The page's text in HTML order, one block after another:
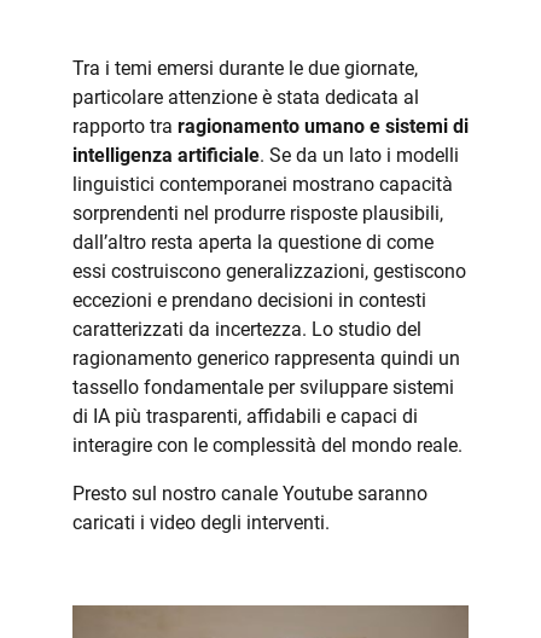
Tra i temi emersi durante le due giornate,
particolare attenzione è stata dedicata al
rapporto tra ragionamento umano e sistemi di
intelligenza artificiale. Se da un lato i modelli
linguistici contemporanei mostrano capacità
sorprendenti nel produrre risposte plausibili,
dall’altro resta aperta la questione di come
essi costruiscono generalizzazioni, gestiscono
eccezioni e prendano decisioni in contesti
caratterizzati da incertezza. Lo studio del
ragionamento generico rappresenta quindi un
tassello fondamentale per sviluppare sistemi
di IA più trasparenti, affidabili e capaci di
interagire con le complessità del mondo reale.
Presto sul nostro canale Youtube saranno
caricati i video degli interventi.